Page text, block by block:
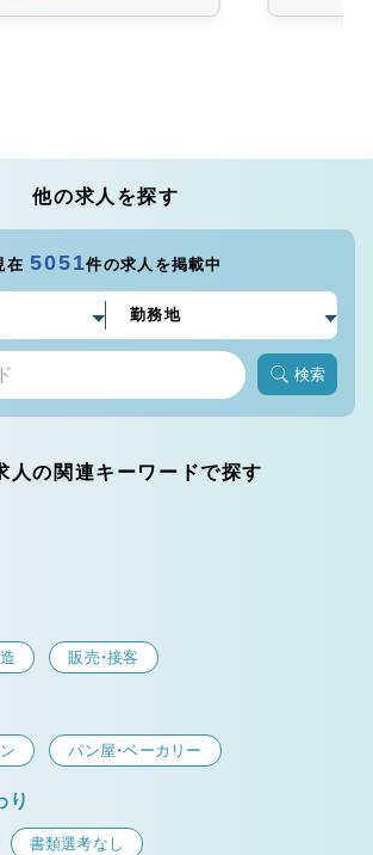
他の求人を探す
在5051件の求人を掲載中
検索
人の関連キーワードで探す
販売・接客
パン屋・ベーカリー
り
書類選考なし